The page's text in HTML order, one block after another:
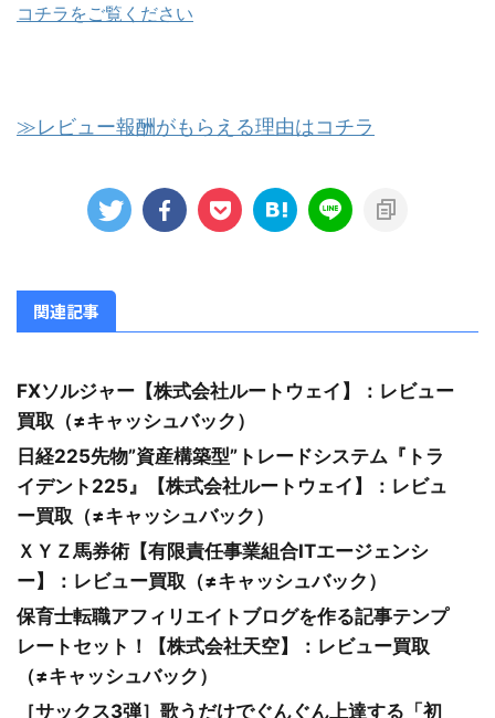
コチラをご覧ください
≫レビュー報酬がもらえる理由はコチラ
関連記事
FXソルジャー【株式会社ルートウェイ】：レビュー
買取（≠キャッシュバック）
日経225先物”資産構築型”トレードシステム『トラ
イデント225』【株式会社ルートウェイ】：レビュ
ー買取（≠キャッシュバック）
ＸＹＺ馬券術【有限責任事業組合ITエージェンシ
ー】：レビュー買取（≠キャッシュバック）
保育士転職アフィリエイトブログを作る記事テンプ
レートセット！【株式会社天空】：レビュー買取
（≠キャッシュバック）
［サックス3弾］歌うだけでぐんぐん上達する「初